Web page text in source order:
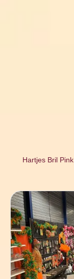
Hartjes Bril Pink